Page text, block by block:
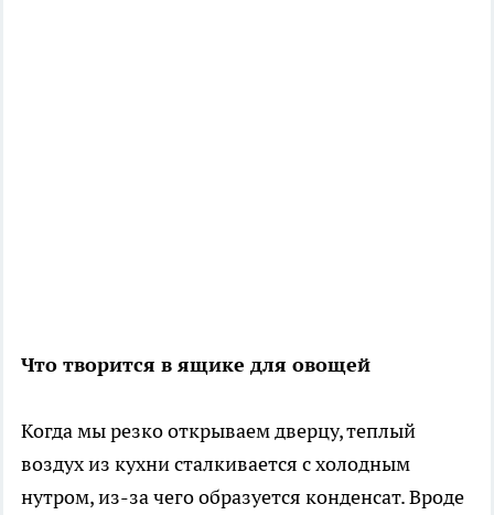
Что творится в ящике для овощей
Когда мы резко открываем дверцу, теплый
воздух из кухни сталкивается с холодным
нутром, из-за чего образуется конденсат. Вроде